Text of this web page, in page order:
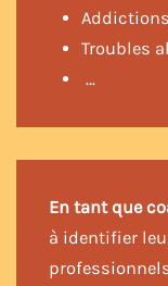
Troubles
…
En tant que
à identifier